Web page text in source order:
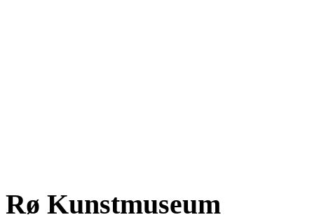
Rø Kunstmuseum